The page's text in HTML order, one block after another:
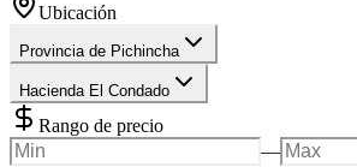
Ubicación
Provincia de Pichincha
Hacienda El Condado
Rango de precio
—